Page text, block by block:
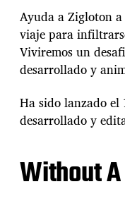
Ayuda a Zigloton
viaje para
Viviremos un
desarrollado y
Ha sido lanzado el
desarrollado y
Without